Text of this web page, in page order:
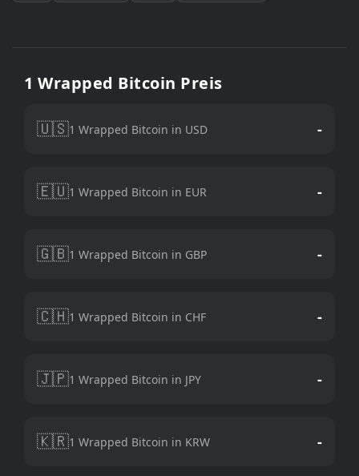
1 Wrapped Bitcoin Preis
🇺🇸1 Wrapped Bitcoin in USD -
🇪🇺1 Wrapped Bitcoin in EUR -
🇬🇧1 Wrapped Bitcoin in GBP -
🇨🇭1 Wrapped Bitcoin in CHF -
🇯🇵1 Wrapped Bitcoin in JPY -
🇰🇷1 Wrapped Bitcoin in KRW -